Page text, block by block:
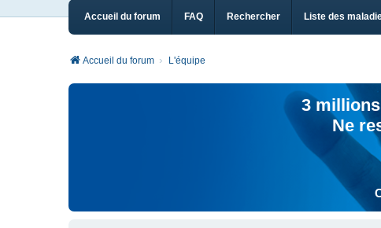
Accueil du forum FAQ Rechercher Liste des
Accueil du forum L'équipe
3
Ne